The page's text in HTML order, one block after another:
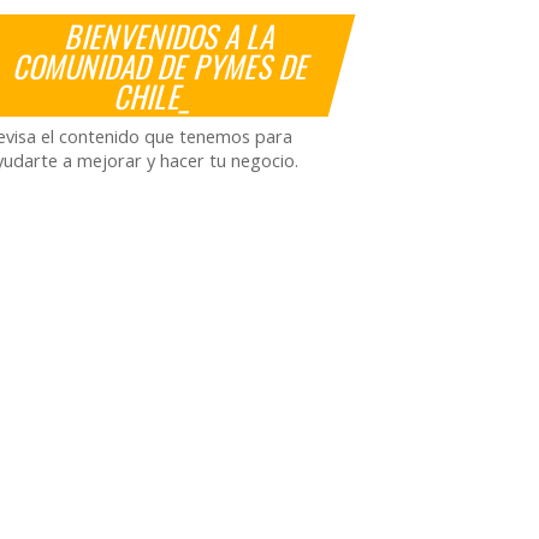
BIENVENIDOS A LA
COMUNIDAD DE PYMES DE
CHILE_
el contenido que tenemos para
a mejorar y hacer tu negocio.